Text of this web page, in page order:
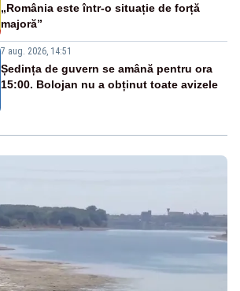
„România este într-o situație de forță
majoră”
7 aug. 2026, 14:51
Ședința de guvern se amână pentru ora
15:00. Bolojan nu a obținut toate avizele